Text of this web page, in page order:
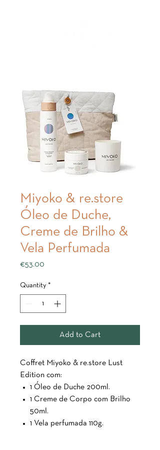
Miyoko & re.store
Óleo de Duche,
Creme de Brilho &
Vela Perfumada
€53.00
Quantity *
Add to Cart
Coffret Miyoko & re.store Lust
Edition com:
1 Óleo de Duche 200ml.
1 Creme de Corpo com Brilho
50ml.
1 Vela perfumada 110g.